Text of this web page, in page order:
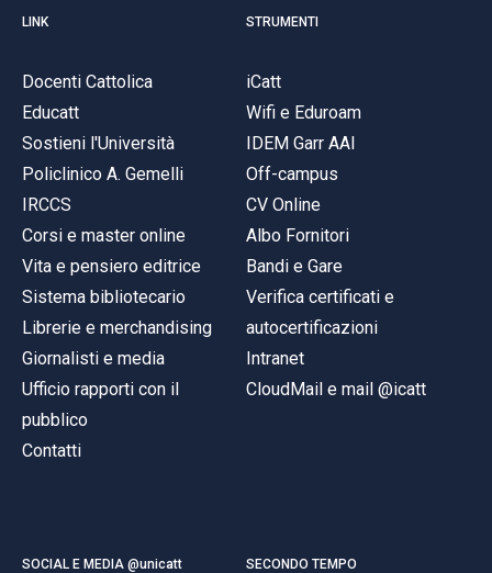
LINK
Docenti Cattolica
Educatt
Sostieni l'Università
Policlinico A. Gemelli
IRCCS
Corsi e master online
Vita e pensiero editrice
Sistema bibliotecario
Librerie e merchandising
Giornalisti e media
Ufficio rapporti con il
pubblico
Contatti
STRUMENTI
iCatt
Wifi e Eduroam
IDEM Garr AAI
Off-campus
CV Online
Albo Fornitori
Bandi e Gare
Verifica certificati e
autocertificazioni
Intranet
CloudMail e mail @icatt
SOCIAL E MEDIA @unicatt SECONDO TEMPO